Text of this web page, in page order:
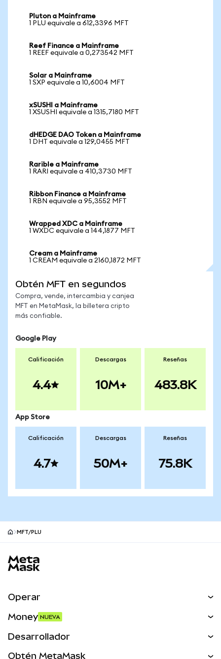
Pluton a Mainframe
1 PLU equivale a 612,3396 MFT
Reef Finance a Mainframe
1 REEF equivale a 0,273542 MFT
Solar a Mainframe
1 SXP equivale a 10,6004 MFT
xSUSHI a Mainframe
1 XSUSHI equivale a 1315,7180 MFT
dHEDGE DAO Token a Mainframe
1 DHT equivale a 129,0455 MFT
Rarible a Mainframe
1 RARI equivale a 410,3730 MFT
Ribbon Finance a Mainframe
1 RBN equivale a 95,3552 MFT
Wrapped XDC a Mainframe
1 WXDC equivale a 144,1877 MFT
Cream a Mainframe
1 CREAM equivale a 2160,1872 MFT
Obtén MFT en segundos
Compra, vende, intercambia y canjea
MFT en MetaMask, la billetera cripto
más confiable.
Google Play
Calificación
4.4
Descargas
10M+
Reseñas
483.8K
App Store
Calificación
4.7
Descargas
50M+
Reseñas
75.8K
MFT/PLU
Operar
Money NUEVA
Desarrollador
Obtén MetaMask